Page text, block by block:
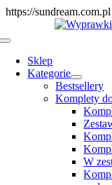
https://sundream.com.pl
Toggle
Navigation
Sklep
Kategorie
Bestsellery
Komplety
W